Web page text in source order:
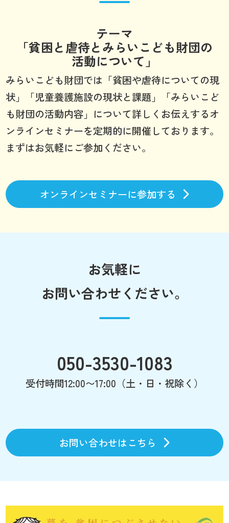
テーマ
「貧困と虐待とみらいこども財団の
活動について」
みらいこども財団では「貧困や虐待についての現
状」「児童養護施設の現状と課題」「みらいこど
も財団の活動内容」について詳しくお伝えするオ
ンラインセミナーを定期的に開催しております。
まずはお気軽にご参加ください。
オンラインセミナーに参加する
お気軽に
お問い合わせください。
050-3530-1083
受付時間12:00〜17:00（土・日・祝除く）
お問い合わせはこちら